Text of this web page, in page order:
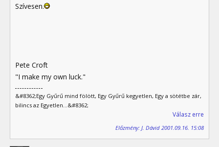
Szívesen.
Pete Croft
"I make my own luck."
&#8362;Egy Gyűrű mind fölött, Egy Gyűrű kegyetlen, Egy a sötétbe zár,
bilincs az Egyetlen...&#8362;
Válasz erre
Előzmény: J. Dávid 2001.09.16. 15:08